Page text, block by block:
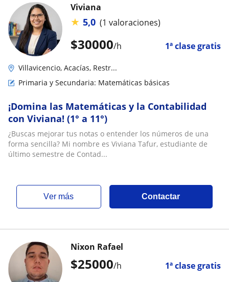
$30000/h 1ª clase gratis
Viviana
★ 5,0 (1 valoraciones)
Villavicencio, Acacías, Restr...
Primaria y Secundaria: Matemáticas básicas
¡Domina las Matemáticas y la Contabilidad
con Viviana! (1° a 11°)
¿Buscas mejorar tus notas o entender los números de una
forma sencilla? Mi nombre es Viviana Tafur, estudiante de
último semestre de Contad...
ver más Contactar
$25000/h 1ª clase gratis
Nixon Rafael